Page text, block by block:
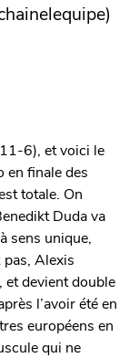
6), et voici le
en finale des
totale. On
Duda va
sens unique,
Alexis
devient double
l’avoir été en
européens en
qui ne